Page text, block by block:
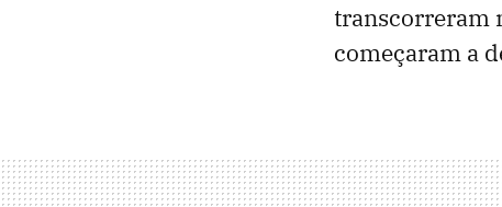
transcorreram
começaram a